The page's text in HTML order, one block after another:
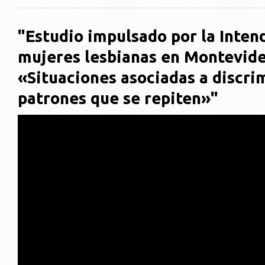
"Estudio impulsado por la
mujeres lesbianas en
«Situaciones asociadas a
patrones que se repiten»"